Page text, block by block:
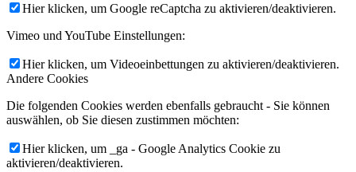
Hier klicken, um Google reCaptcha zu aktivieren/deaktivieren.
Vimeo und YouTube Einstellungen:
Hier klicken, um Videoeinbettungen zu aktivieren/deaktivieren.
Andere Cookies
Die folgenden Cookies werden ebenfalls gebraucht - Sie können
auswählen, ob Sie diesen zustimmen möchten:
Hier klicken, um _ga - Google Analytics Cookie zu
aktivieren/deaktivieren.